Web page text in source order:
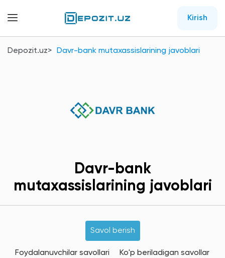
Kirish
Depozit.uz Davr-bank mutaxassislarining javoblari
Davr-bank
mutaxassislarining javoblari
Savol berish
Foydalanuvchilar savollari Ko'p beriladigan savollar